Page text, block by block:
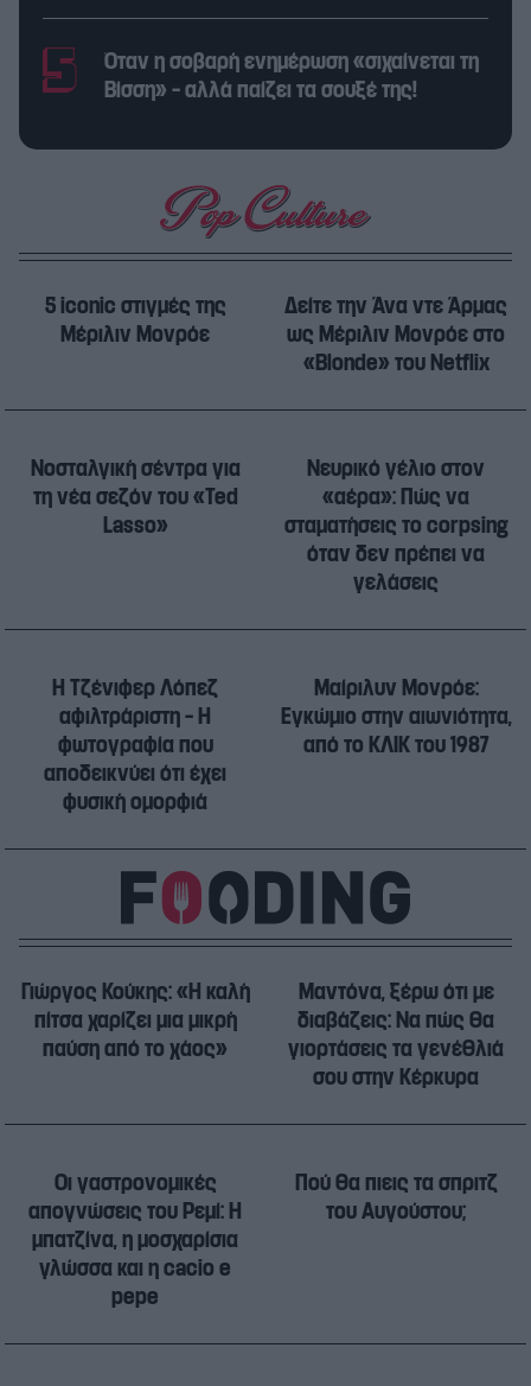
Όταν η σοβαρή ενημέρωση «σιχαίνεται τη
Βίσση» – αλλά παίζει τα σουξέ της!
5 iconic στιγμές της
Μέριλιν Μονρόε
Δείτε την Άνα ντε Άρμας
ως Μέριλιν Μονρόε στο
«Blonde» του Netflix
Νοσταλγική σέντρα για
τη νέα σεζόν του «Ted
Lasso»
Νευρικό γέλιο στον
«αέρα»: Πώς να
σταματήσεις το corpsing
όταν δεν πρέπει να
γελάσεις
Η Τζένιφερ Λόπεζ
αφιλτράριστη – Η
φωτογραφία που
αποδεικνύει ότι έχει
φυσική ομορφιά
Μαίριλυν Μονρόε:
Εγκώμιο στην αιωνιότητα,
από το ΚΛΙΚ του 1987
Γιώργος Κούκης: «Η καλή
πίτσα χαρίζει μια μικρή
παύση από το χάος»
Μαντόνα, ξέρω ότι με
διαβάζεις: Να πώς θα
γιορτάσεις τα γενέθλιά
σου στην Κέρκυρα
Oι γαστρονομικές
απογνώσεις του Ρεμί: Η
μπατζίνα, η μοσχαρίσια
γλώσσα και η cacio e
pepe
Πού θα πιεις τα σπριτζ
του Αυγούστου;